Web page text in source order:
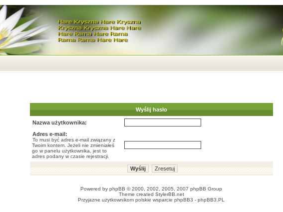
Wyślij hasło
Nazwa użytkownika:
Adres e-mail:
To musi być adres e-mail związany z
Twoim kontem. Jeżeli nie zmieniałeś
go w panelu użytkownika, jest to
adres podany w czasie rejestracji.
Powered by phpBB © 2000, 2002, 2005, 2007 phpBB Group
Theme created StylerBB.net
Przyjazne użytkownikom polskie wsparcie phpBB3 - phpBB3.PL